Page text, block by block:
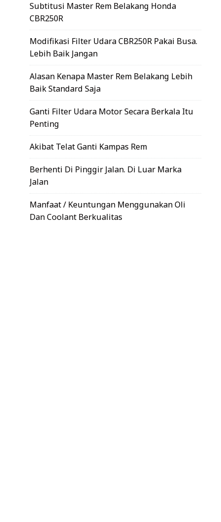
Subtitusi Master Rem Belakang Honda
CBR250R
Modifikasi Filter Udara CBR250R Pakai Busa.
Lebih Baik Jangan
Alasan Kenapa Master Rem Belakang Lebih
Baik Standard Saja
Ganti Filter Udara Motor Secara Berkala Itu
Penting
Akibat Telat Ganti Kampas Rem
Berhenti Di Pinggir Jalan. Di Luar Marka
Jalan
Manfaat / Keuntungan Menggunakan Oli
Dan Coolant Berkualitas